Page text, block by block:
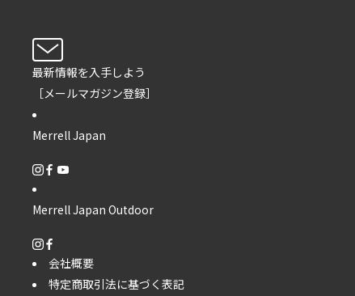
最新情報を入手しよう
［メールマガジン登録］
Merrell Japan
Merrell Japan Outdoor
会社概要
特定商取引法に基づく表記